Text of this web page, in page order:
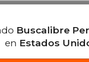
una experiencia
Buscalibre
en Estados